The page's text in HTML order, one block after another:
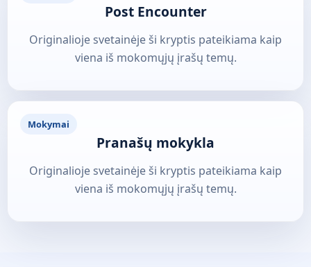
Post Encounter
Originalioje svetainėje ši kryptis pateikiama kaip
viena iš mokomųjų įrašų temų.
Mokymai
Pranašų mokykla
Originalioje svetainėje ši kryptis pateikiama kaip
viena iš mokomųjų įrašų temų.